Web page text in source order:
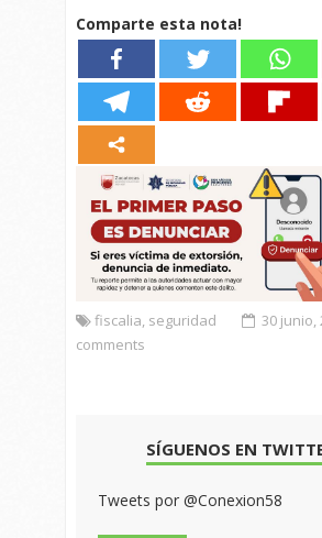
Comparte esta nota!
fiscalia, seguridad 30 junio,
comments
SÍGUENOS EN
Tweets por @Conexion58